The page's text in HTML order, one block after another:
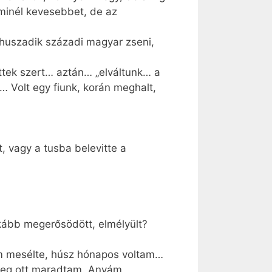
kevesebbet, de az
századi magyar zseni,
szert… aztán… „elváltunk… a
Volt egy fiunk, korán meghalt,
vagy a tusba belevitte a
megerősödött, elmélyült?
mesélte, húsz hónapos voltam…
ott maradtam. Anyám